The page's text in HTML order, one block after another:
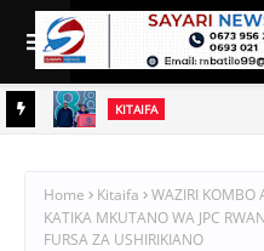
KITAIFA
Home Kitaifa
WAZIRI KOMBO
KATIKA MKUTANO WA JPC
FURSA ZA USHIRIKIANO